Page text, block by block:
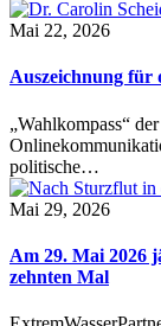
Mai 22, 2026
Auszeichnung für
„Wahlkompass“
politische…
Mai 29, 2026
Am 29. Mai 2026
zehnten Mal